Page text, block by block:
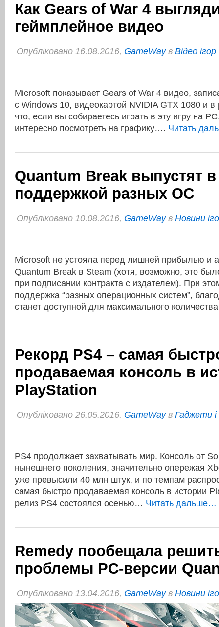
Как Gears of War 4
геймплейное видео
Опубліковано 16.08.2016, GameWayв Відео ігор
Microsoft показывает Gears of War 4 видео,
с Windows 10, видеокартой NVIDIA GTX 1080 и
что, если вы собираетесь играть в эту игру на
интересно посмотреть на графику…. Читать
Quantum Break выпустят
поддержкой разных ОС
Опубліковано 10.08.2016, GameWayв Новини
Microsoft не устояла перед лишней прибылью и
Quantum Break в Steam (хотя, возможно, это
при подписании контракта с издателем). При
поддержка “разных операционных систем”,
станет доступной для максимального
Рекорд PS4 – самая
продаваемая консоль в
PlayStation
Опубліковано 26.05.2016, GameWayв Гаджети і
PS4 продолжает захватывать мир. Консоль от
нынешнего поколения, значительно опережая
уже превысили 40 млн штук, и по темпам
самая быстро продаваемая консоль в истории
релиз PS4 состоялся осенью… Читать дальше…
Remedy пообещала
проблемы PC-версии
Опубліковано 13.04.2016, GameWayв Новини